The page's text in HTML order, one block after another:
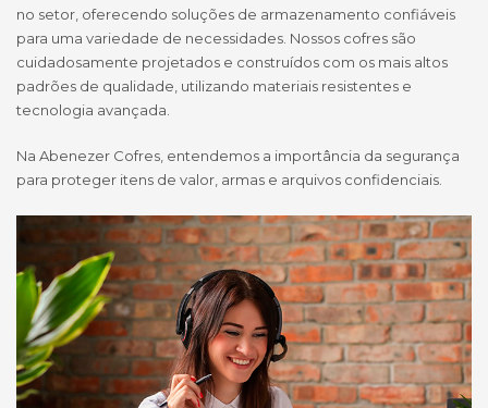
no setor, oferecendo soluções de armazenamento confiáveis
para uma variedade de necessidades. Nossos cofres são
cuidadosamente projetados e construídos com os mais altos
padrões de qualidade, utilizando materiais resistentes e
tecnologia avançada.
Na Abenezer Cofres, entendemos a importância da segurança
para proteger itens de valor, armas e arquivos confidenciais.